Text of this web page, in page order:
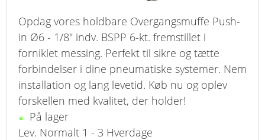
Opdag vores holdbare Overgangsmuffe Push-
in Ø6 - 1/8" indv. BSPP 6-kt. fremstillet i
forniklet messing. Perfekt til sikre og tætte
forbindelser i dine pneumatiske systemer. Nem
installation og lang levetid. Køb nu og oplev
forskellen med kvalitet, der holder!
På lager
Lev. Normalt 1 - 3 Hverdage